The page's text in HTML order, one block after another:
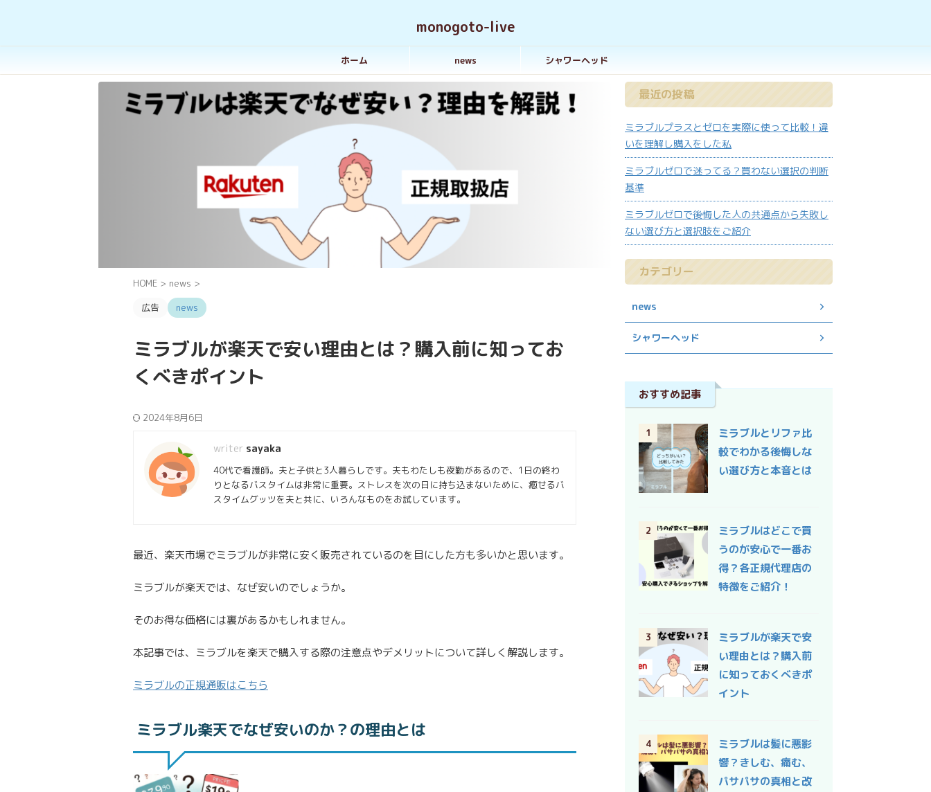
monogoto-live
ホーム news シャワーヘッド
HOME > news >
広告
news
ミラブルが楽天で安い理由とは？購入前に知ってお
くべきポイント
2024年8月6日
sayaka
40代で看護師。夫と子供と3人暮らしです。夫もわたしも夜勤があるので、1日の終わ
りとなるバスタイムは非常に重要。ストレスを次の日に持ち込まないために、癒せるバ
スタイムグッツを夫と共に、いろんなものをお試しています。
最近、楽天市場でミラブルが非常に安く販売されているのを目にした方も多いかと思います。
ミラブルが楽天では、なぜ安いのでしょうか。
そのお得な価格には裏があるかもしれません。
本記事では、ミラブルを楽天で購入する際の注意点やデメリットについて詳しく解説します。
ミラブルの正規通販はこちら
ミラブル楽天でなぜ安いのか？の理由とは
最近の投稿
ミラブルプラスとゼロを実際に使って比較！違
いを理解し購入をした私
ミラブルゼロで迷ってる？買わない選択の判断
基準
ミラブルゼロで後悔した人の共通点から失敗し
ない選び方と選択肢をご紹介
カテゴリー
news
シャワーヘッド
おすすめ記事
1
ミラブルとリファ比
較でわかる後悔しな
い選び方と本音とは
2
ミラブルはどこで買
うのが安心で一番お
得？各正規代理店の
特徴をご紹介！
3
ミラブルが楽天で安
い理由とは？購入前
に知っておくべきポ
イント
4
ミラブルは髪に悪影
響？きしむ、痛む、
パサパサの真相と改